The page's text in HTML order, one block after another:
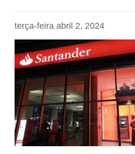
terça-feira abril 2, 2024